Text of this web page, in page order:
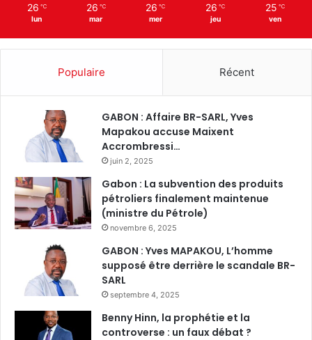
26 ℃
lun
26 ℃
mar
26 ℃
mer
26 ℃
jeu
25 ℃
ven
Populaire Récent
GABON : Affaire BR-SARL, Yves
Mapakou accuse Maixent
Accrombressi…
juin 2, 2025
Gabon : La subvention des produits
pétroliers finalement maintenue
(ministre du Pétrole)
novembre 6, 2025
GABON : Yves MAPAKOU, L’homme
supposé être derrière le scandale BR-
SARL
septembre 4, 2025
Benny Hinn, la prophétie et la
controverse : un faux débat ?